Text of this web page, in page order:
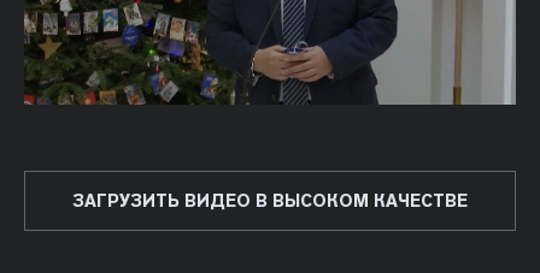
ЗАГРУЗИТЬ ВИДЕО В ВЫСОКОМ КАЧЕСТВЕ